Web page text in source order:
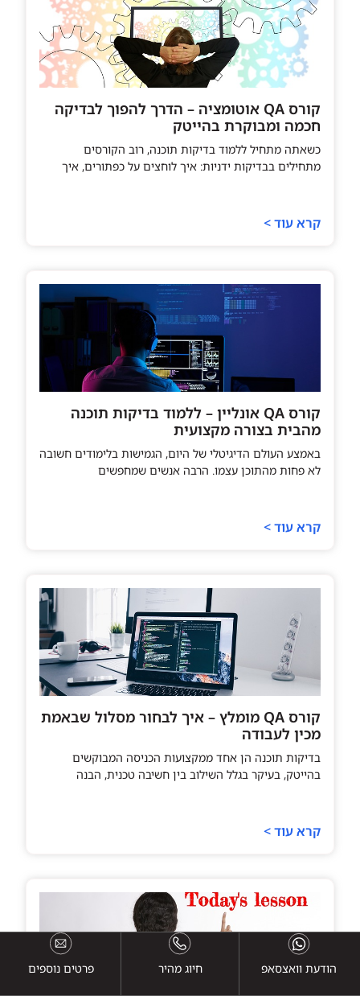
קורס QA אוטומציה – הדרך להפוך לבדיקה
חכמה ומבוקרת בהייטק
כשאתה מתחיל ללמוד בדיקות תוכנה, רוב הקורסים
מתחילים בבדיקות ידניות: איך לוחצים על כפתורים, איך
קרא עוד >
קורס QA אונליין – ללמוד בדיקות תוכנה
מהבית בצורה מקצועית
באמצע העולם הדיגיטלי של היום, הגמישות בלימודים חשובה
לא פחות מהתוכן עצמו. הרבה אנשים שמחפשים
קרא עוד >
קורס QA מומלץ – איך לבחור מסלול שבאמת
מכין לעבודה
בדיקות תוכנה הן אחד ממקצועות הכניסה המבוקשים
בהייטק, בעיקר בגלל השילוב בין חשיבה טכנית, הבנה
קרא עוד >
הודעת וואצסאפ חיוג מהיר פרטים נוספים